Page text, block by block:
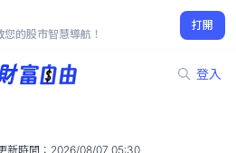
的股市智慧導航！
打開
登入
-1.47%
新時間： 2026/08/07 05:30